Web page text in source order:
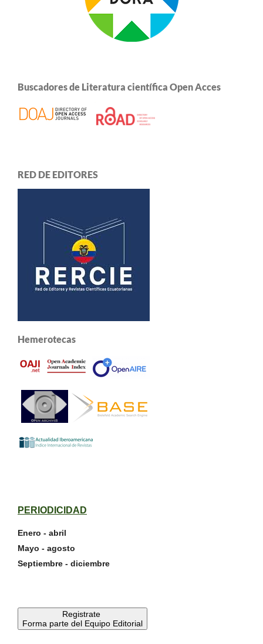
Buscadores de Literatura científica Open Acces
RED DE EDITORES
Hemerotecas
PERIODICIDAD
Enero - abril
Mayo - agosto
Septiembre - diciembre
Registrate
Forma parte del Equipo Editorial